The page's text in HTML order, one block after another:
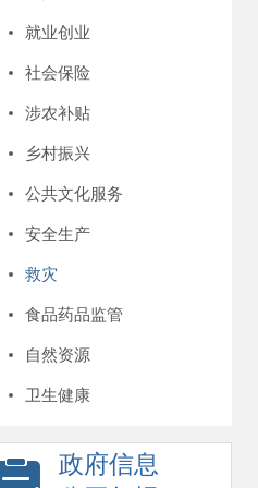
就业创业
社会保险
涉农补贴
乡村振兴
公共文化服务
安全生产
救灾
食品药品监管
自然资源
卫生健康
政府信息